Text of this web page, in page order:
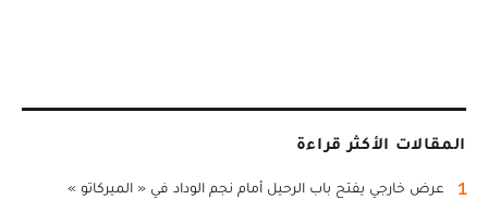
المقالات الأكثر قراءة
1 عرض خارجي يفتح باب الرحيل أمام نجم الوداد في « الميركاتو »